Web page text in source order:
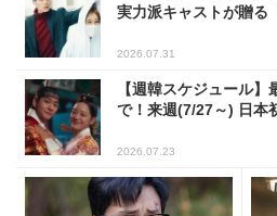
実力派キャストが贈る
2026.07.31
【週韓スケジュール
で！来週(7/27～) 日本
2026.07.23